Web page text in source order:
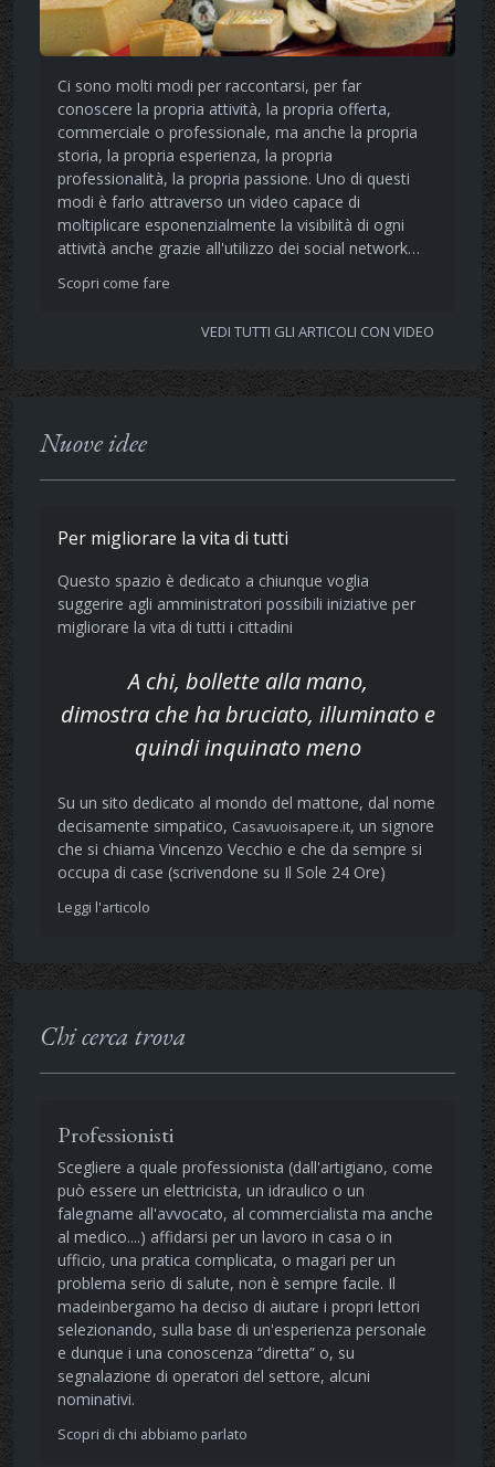
Ci sono molti modi per raccontarsi, per far
conoscere la propria attività, la propria offerta,
commerciale o professionale, ma anche la propria
storia, la propria esperienza, la propria
professionalità, la propria passione. Uno di questi
modi è farlo attraverso un video capace di
moltiplicare esponenzialmente la visibilità di ogni
attività anche grazie all'utilizzo dei social network…
Scopri come fare
VEDI TUTTI GLI ARTICOLI CON VIDEO
Nuove idee
Per migliorare la vita di tutti
Questo spazio è dedicato a chiunque voglia
suggerire agli amministratori possibili iniziative per
migliorare la vita di tutti i cittadini
A chi, bollette alla mano,
dimostra che ha bruciato, illuminato e
quindi inquinato meno
Su un sito dedicato al mondo del mattone, dal nome
decisamente simpatico, Casavuoisapere.it, un signore
che si chiama Vincenzo Vecchio e che da sempre si
occupa di case (scrivendone su Il Sole 24 Ore)
Leggi l'articolo
Chi cerca trova
Professionisti
Scegliere a quale professionista (dall'artigiano, come
può essere un elettricista, un idraulico o un
falegname all'avvocato, al commercialista ma anche
al medico....) affidarsi per un lavoro in casa o in
ufficio, una pratica complicata, o magari per un
problema serio di salute, non è sempre facile. Il
madeinbergamo ha deciso di aiutare i propri lettori
selezionando, sulla base di un'esperienza personale
e dunque i una conoscenza “diretta” o, su
segnalazione di operatori del settore, alcuni
nominativi.
Scopri di chi abbiamo parlato